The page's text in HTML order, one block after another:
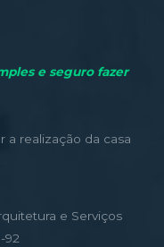
e seguro fazer
a realização da casa
e Serviços
92